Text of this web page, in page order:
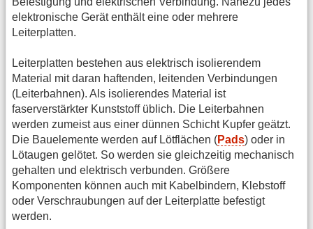
elektronische Gerät enthält eine oder mehrere
Leiterplatten.
Leiterplatten bestehen aus elektrisch isolierendem
Material mit daran haftenden, leitenden Verbindungen
(Leiterbahnen). Als isolierendes Material ist
faserverstärkter Kunststoff üblich. Die Leiterbahnen
werden zumeist aus einer dünnen Schicht Kupfer geätzt.
Die Bauelemente werden auf Lötflächen (Pads) oder in
Lötaugen gelötet. So werden sie gleichzeitig mechanisch
gehalten und elektrisch verbunden. Größere
Komponenten können auch mit Kabelbindern, Klebstoff
oder Verschraubungen auf der Leiterplatte befestigt
werden.